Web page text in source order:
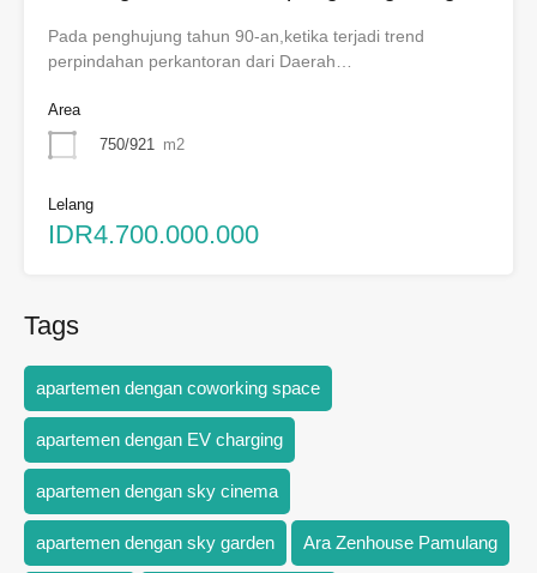
Pada penghujung tahun 90-an,ketika terjadi trend
perpindahan perkantoran dari Daerah…
Area
750/921 m2
Lelang
IDR4.700.000.000
Tags
apartemen dengan coworking space
apartemen dengan EV charging
apartemen dengan sky cinema
apartemen dengan sky garden Ara Zenhouse Pamulang